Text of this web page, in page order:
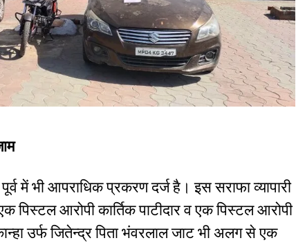
में भी आपराधिक प्रकरण दर्ज है। इस सराफा व्यापारी
पिस्टल आरोपी कार्तिक पाटीदार व एक पिस्टल आरोपी
उर्फ जितेन्द्र पिता भंवरलाल जाट भी अलग से एक